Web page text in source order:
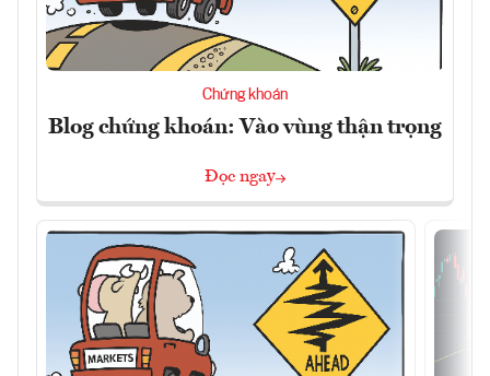
Chứng khoán
Blog chứng khoán: Vào vùng thận trọng
Đọc ngay